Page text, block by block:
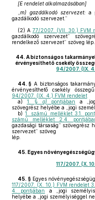
[E rendelet alkalmazásában]
m) gazdálkodó szervezet:a
gazdálkodó szervezet.”
(2) A 77/2007. (VII. 30.) FVM
gazdálkodó szervezet”
rendelkező szervezet” szöveg lép.
44. A biztonságos
érvényesíthető csekély
94/2007. (IX.
44. § A biztonságos
érvényesíthető csekély
94/2007. (IX. 4.) FVM rendelet
a)
1. § a) pontjában a
szövegrész helyébe a „jogi
b) 1. számú melléklet 3.1.
számú melléklet 2.4.
gazdasági társaság” szövegrész
szervezet” szöveg
lép.
45. Egyes
117/2007. (X.
45. § Egyes
117/2007. (X. 10.) FVM rendelet
4. pontjában
a „jogi
helyébe a „jogi személyiséggel